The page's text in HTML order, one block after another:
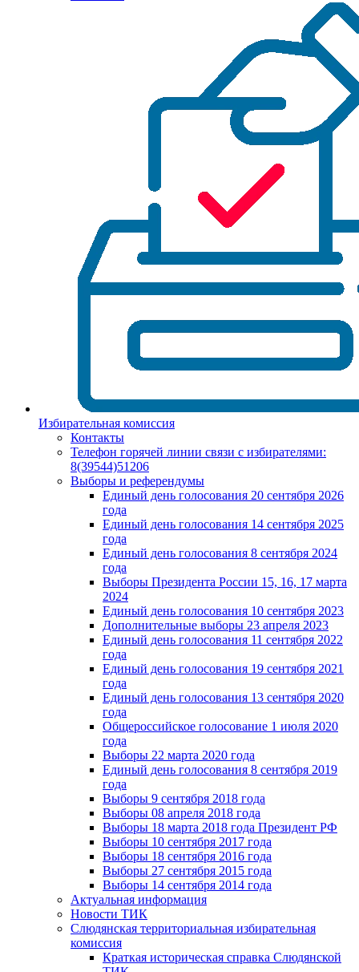
Избирательная комиссия
Контакты
Телефон горячей линии связи с избирателями:
8(39544)51206
Выборы и референдумы
Единый день голосования 20 сентября 2026
года
Единый день голосования 14 сентября 2025
года
Единый день голосования 8 сентября 2024
года
Выборы Президента России 15, 16, 17 марта
2024
Единый день голосования 10 сентября 2023
Дополнительные выборы 23 апреля 2023
Единый день голосования 11 сентября 2022
года
Единый день голосования 19 сентября 2021
года
Единый день голосования 13 сентября 2020
года
Общероссийское голосование 1 июля 2020
года
Выборы 22 марта 2020 года
Единый день голосования 8 сентября 2019
года
Выборы 9 сентября 2018 года
Выборы 08 апреля 2018 года
Выборы 18 марта 2018 года Президент РФ
Выборы 10 сентября 2017 года
Выборы 18 сентября 2016 года
Выборы 27 сентября 2015 года
Выборы 14 сентября 2014 года
Актуальная информация
Новости ТИК
Слюдянская территориальная избирательная
комиссия
Краткая историческая справка Слюдянской